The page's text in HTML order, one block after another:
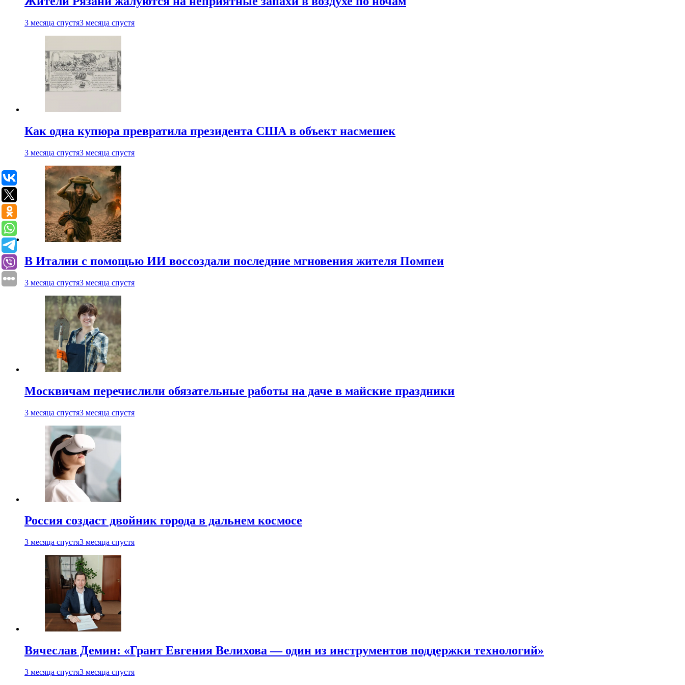
3 месяца спустя3 месяца спустя
Как одна купюра превратила президента США в объект насмешек
3 месяца спустя3 месяца спустя
В Италии с помощью ИИ воссоздали последние мгновения жителя Помпеи
3 месяца спустя3 месяца спустя
Москвичам перечислили обязательные работы на даче в майские праздники
3 месяца спустя3 месяца спустя
Россия создаст двойник города в дальнем космосе
3 месяца спустя3 месяца спустя
Вячеслав Демин: «Грант Евгения Велихова — один из инструментов поддержки технологий»
3 месяца спустя3 месяца спустя